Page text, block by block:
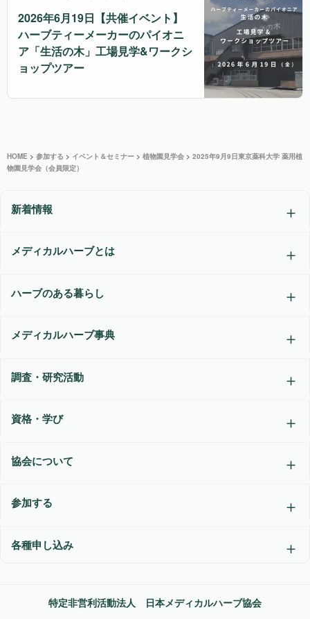
2026年6月19日【共催イベント】
ハーブティーメーカーのパイオニ
ア「生活の木」工場見学&ワークシ
ョップツアー
HOME > 参加する > イベント＆セミナー > 植物園見学会 > 2025年9月9日東京薬科大学 薬用植
物園見学会（会員限定）
新着情報
メディカルハーブとは
ハーブのある暮らし
メディカルハーブ事典
調査・研究活動
資格・学び
協会について
参加する
各種申し込み
特定非営利活動法人 日本メディカルハーブ協会